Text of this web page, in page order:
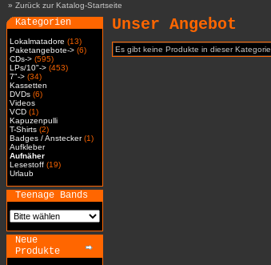
» Zurück zur Katalog-Startseite
Kategorien
Lokalmatadore (13)
Paketangebote-> (6)
CDs-> (595)
LPs/10"-> (453)
7"-> (34)
Kassetten
DVDs (6)
Videos
VCD (1)
Kapuzenpulli
T-Shirts (2)
Badges / Anstecker(1)
Aufkleber
Aufnäher
Lesestoff (19)
Urlaub
Teenage Bands
Neue
Produkte
Unser Angebot
Es gibt keine Produkte in dieser Kategorie.